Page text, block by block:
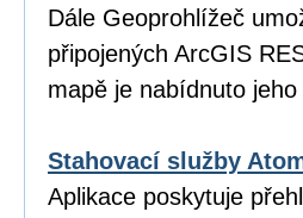
Dále Geoprohlížeč
připojených ArcGIS
mapě je nabídnuto
Stahovací služby
Aplikace poskytuje